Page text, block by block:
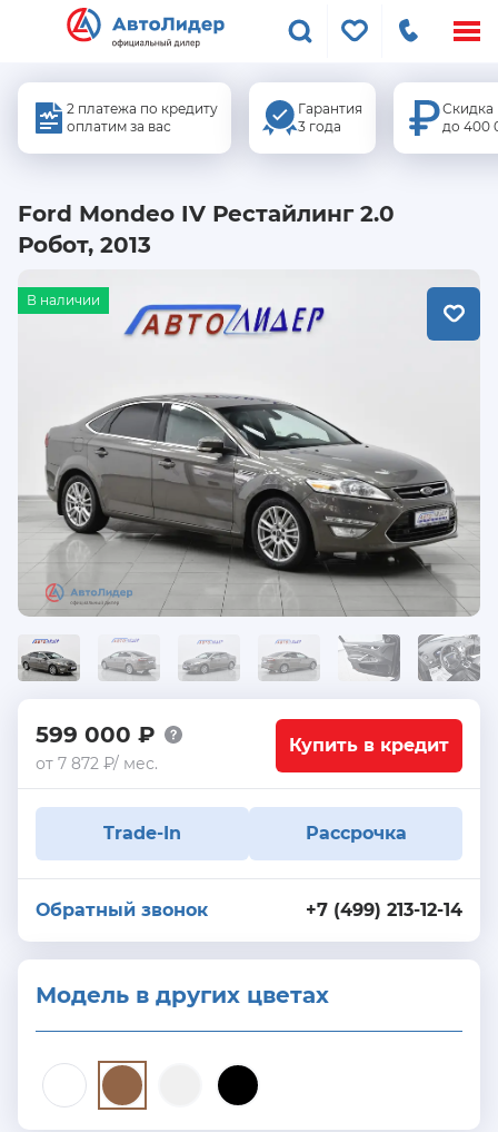
2 платежа по кредиту
оплатим за вас
Гарантия
3 года
Скидка
до 400
Ford Mondeo IV Рестайлинг 2.0
Робот, 2013
В наличии
599 000 ₽
от 7 872 ₽/ мес.
Купить в кредит
Trade-In Рассрочка
+7 (499) 213-12-14
Обратный звонок
Модель в других цветах